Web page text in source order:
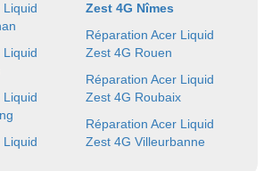
Liquid
Liquid
Liquid
Liquid
Zest 4G Nîmes
Réparation Acer Liquid
Zest 4G Rouen
Réparation Acer Liquid
Zest 4G Roubaix
Réparation Acer Liquid
Zest 4G Villeurbanne